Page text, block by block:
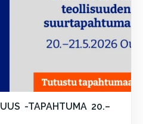
-TAPAHTUMA 20.–